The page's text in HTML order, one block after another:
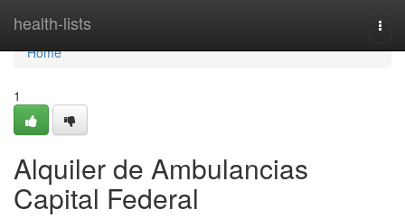
health-lists
Home
Home
1
Alquiler de Ambulancias
Capital Federal